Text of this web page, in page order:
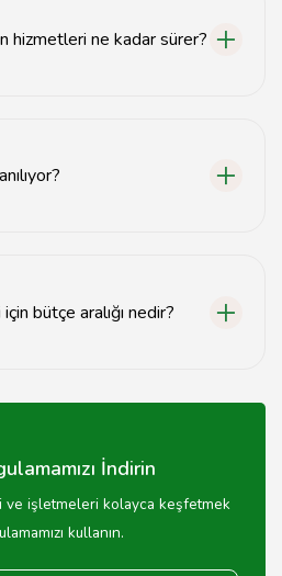
hizmetleri ne kadar sürer?
bütçe aralığı nedir?
malzemelere göre değişiklik
İndirin
ve işletmeleri kolayca keşfetmek
kullanın.